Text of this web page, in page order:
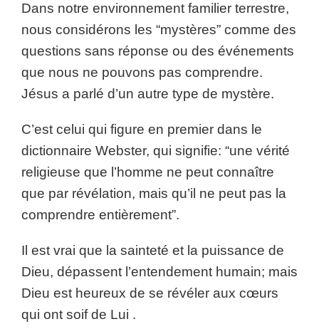
Dans notre environnement familier terrestre,
nous considérons les “mystères” comme des
questions sans réponse ou des événements
que nous ne pouvons pas comprendre.
Jésus a parlé d’un autre type de mystère.
C’est celui qui figure en premier dans le
dictionnaire Webster, qui signifie: “une vérité
religieuse que l’homme ne peut connaître
que par révélation, mais qu’il ne peut pas la
comprendre entièrement”.
Il est vrai que la sainteté et la puissance de
Dieu, dépassent l’entendement humain; mais
Dieu est heureux de se révéler aux cœurs
qui ont soif de Lui .